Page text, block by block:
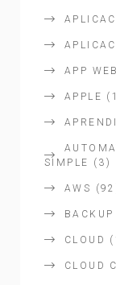
APP WEB
APPLE
SIMPLE
(3)
AWS
BACKUP
CLOUD
CLOUD